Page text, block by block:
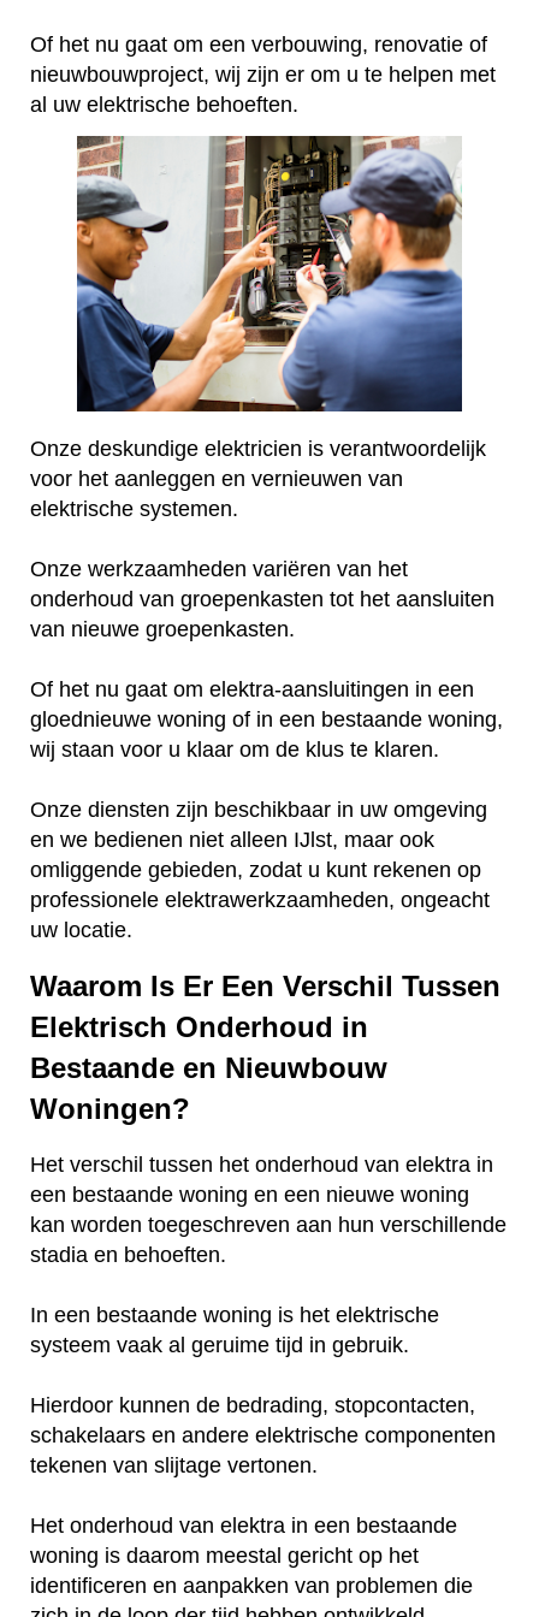
Of het nu gaat om een verbouwing, renovatie of
nieuwbouwproject, wij zijn er om u te helpen met
al uw elektrische behoeften.
Onze deskundige elektricien is verantwoordelijk
voor het aanleggen en vernieuwen van
elektrische systemen.
Onze werkzaamheden variëren van het
onderhoud van groepenkasten tot het aansluiten
van nieuwe groepenkasten.
Of het nu gaat om elektra-aansluitingen in een
gloednieuwe woning of in een bestaande woning,
wij staan voor u klaar om de klus te klaren.
Onze diensten zijn beschikbaar in uw omgeving
en we bedienen niet alleen IJlst, maar ook
omliggende gebieden, zodat u kunt rekenen op
professionele elektrawerkzaamheden, ongeacht
uw locatie.
Waarom Is Er Een Verschil Tussen
Elektrisch Onderhoud in
Bestaande en Nieuwbouw
Woningen?
Het verschil tussen het onderhoud van elektra in
een bestaande woning en een nieuwe woning
kan worden toegeschreven aan hun verschillende
stadia en behoeften.
In een bestaande woning is het elektrische
systeem vaak al geruime tijd in gebruik.
Hierdoor kunnen de bedrading, stopcontacten,
schakelaars en andere elektrische componenten
tekenen van slijtage vertonen.
Het onderhoud van elektra in een bestaande
woning is daarom meestal gericht op het
identificeren en aanpakken van problemen die